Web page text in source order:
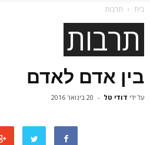
בית תרבות
תרבות
בין אדם לאדם
על ידי דודי טל - 20 בינואר 2016